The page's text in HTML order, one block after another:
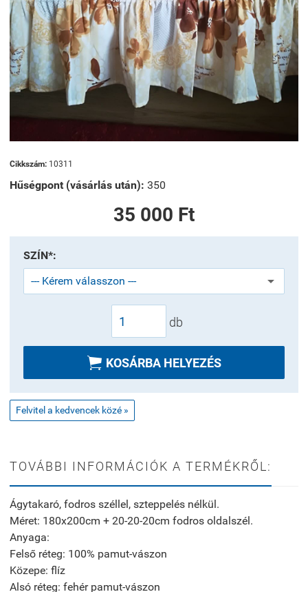
Cikkszám: 10311
Hűségpont (vásárlás után): 350
35 000 Ft
SZÍN*:
db
 KOSÁRBA HELYEZÉS
Felvitel a kedvencek közé »
TOVÁBBI INFORMÁCIÓK A TERMÉKRŐL:
Ágytakaró, fodros széllel, szteppelés nélkül.
Méret: 180x200cm + 20-20-20cm fodros oldalszél.
Anyaga:
Felső réteg: 100% pamut-vászon
Közepe: flíz
Alsó réteg: fehér pamut-vászon